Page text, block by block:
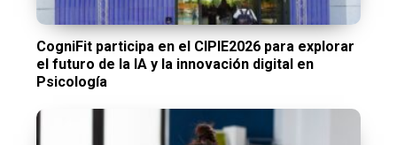
CogniFit participa en el CIPIE2026 para explorar
el futuro de la IA y la innovación digital en
Psicología